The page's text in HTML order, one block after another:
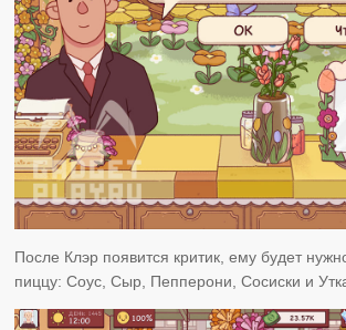
После Клэр появится критик, ему будет
пиццу: Соус, Сыр, Пепперони, Сосиски и